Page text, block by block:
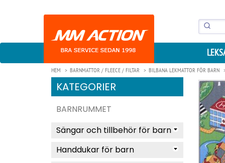
HEM BARNMATTOR / FLEECE / FILTAR BILBANA LEKMATTOR FÖR BARN
KATEGORIER
BARNRUMMET
Sängar och tillbehör för barn
Handdukar för barn